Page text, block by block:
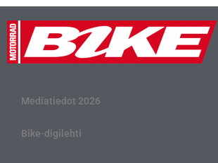
Mediatiedot 2026
Bike-digilehti